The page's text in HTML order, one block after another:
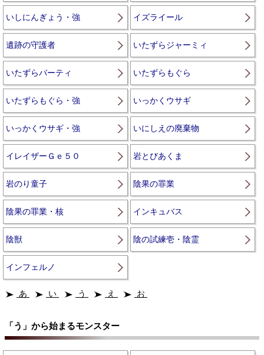
いしにんぎょう・強 イズライール
遺跡の守護者 いたずらジャーミィ
いたずらバーティ いたずらもぐら
いたずらもぐら・強 いっかくウサギ
いっかくウサギ・強 いにしえの廃棄物
イレイザーＧｅ５０ 岩とびあくま
岩のり童子 陰果の罪業
陰果の罪業・核 インキュバス
陰獣 陰の試練壱・陰霊
インフェルノ
あ い う え お
「う」から始まるモンスター